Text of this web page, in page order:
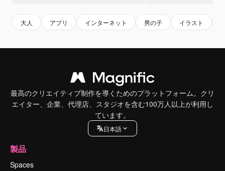
大人 アプリ インターネット 男の子 イラスト
最高のクリエイティブ制作を導くためのプラットフォーム。クリ
エイター、企業、代理店、スタジオを含む100万人以上が利用し
ています。
日本語
製品
Spaces